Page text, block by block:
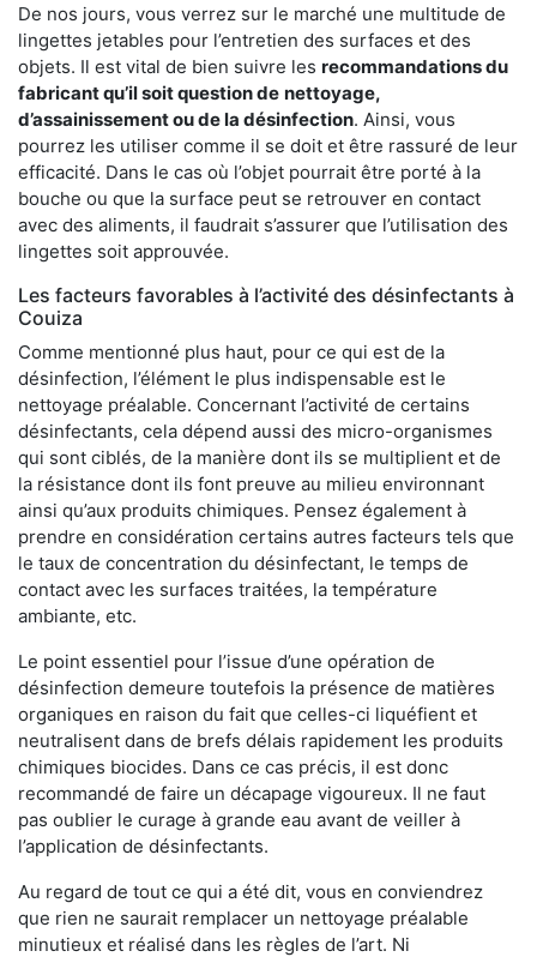
De nos jours, vous verrez sur le marché une multitude de
lingettes jetables pour l’entretien des surfaces et des
objets. Il est vital de bien suivre les recommandations du
fabricant qu’il soit question de nettoyage,
d’assainissement ou de la désinfection. Ainsi, vous
pourrez les utiliser comme il se doit et être rassuré de leur
efficacité. Dans le cas où l’objet pourrait être porté à la
bouche ou que la surface peut se retrouver en contact
avec des aliments, il faudrait s’assurer que l’utilisation des
lingettes soit approuvée.
Les facteurs favorables à l’activité des désinfectants à
Couiza
Comme mentionné plus haut, pour ce qui est de la
désinfection, l’élément le plus indispensable est le
nettoyage préalable. Concernant l’activité de certains
désinfectants, cela dépend aussi des micro-organismes
qui sont ciblés, de la manière dont ils se multiplient et de
la résistance dont ils font preuve au milieu environnant
ainsi qu’aux produits chimiques. Pensez également à
prendre en considération certains autres facteurs tels que
le taux de concentration du désinfectant, le temps de
contact avec les surfaces traitées, la température
ambiante, etc.
Le point essentiel pour l’issue d’une opération de
désinfection demeure toutefois la présence de matières
organiques en raison du fait que celles-ci liquéfient et
neutralisent dans de brefs délais rapidement les produits
chimiques biocides. Dans ce cas précis, il est donc
recommandé de faire un décapage vigoureux. Il ne faut
pas oublier le curage à grande eau avant de veiller à
l’application de désinfectants.
Au regard de tout ce qui a été dit, vous en conviendrez
que rien ne saurait remplacer un nettoyage préalable
minutieux et réalisé dans les règles de l’art. Ni